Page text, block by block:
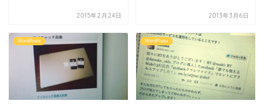
2015年2月24日 2013年3月6日
WordPress WordPress